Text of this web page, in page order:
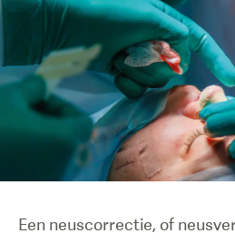
Een neuscorrectie, of